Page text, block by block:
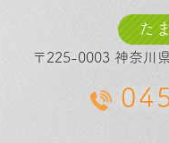
た
〒225-0003 神奈川